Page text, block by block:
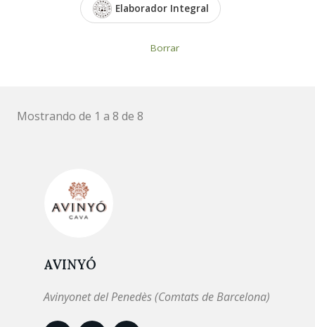
Elaborador Integral
Borrar
Mostrando de 1 a 8 de 8
AVINYÓ
Avinyonet del Penedès (Comtats de Barcelona)